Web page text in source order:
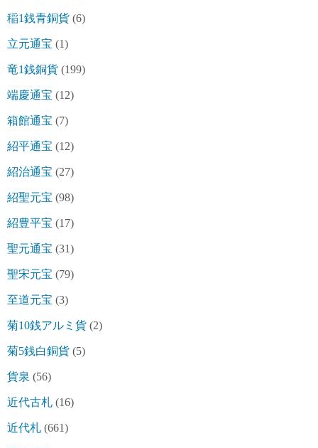
稲1銭青銅貨 (6)
立元通宝 (1)
竜1銭銅貨 (199)
端慶通宝 (12)
箱館通宝 (7)
紹平通宝 (12)
紹治通宝 (27)
紹聖元宝 (98)
紹豊平宝 (17)
聖元通宝 (31)
聖宋元宝 (79)
至道元宝 (3)
菊10銭アルミ貨 (2)
菊5銭白銅貨 (5)
貨泉 (56)
近代古札 (16)
近代札 (661)